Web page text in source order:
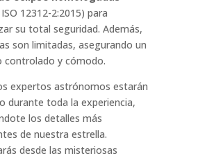
12312-2:2015) para
su total seguridad. Además,
son limitadas, asegurando un
controlado y cómodo.
expertos astrónomos estarán
durante toda la experiencia,
los detalles más
de nuestra estrella.
desde las misteriosas